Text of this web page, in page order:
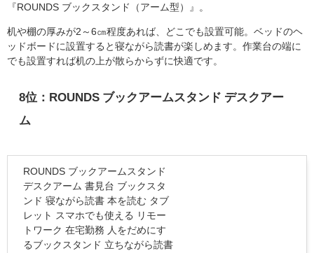
『ROUNDS ブックスタンド（アーム型）』。
机や棚の厚みが2～6㎝程度あれば、どこでも設置可能。ベッドのヘ
ッドボードに設置すると寝ながら読書が楽しめます。作業台の端に
でも設置すれば机の上が散らからずに快適です。
8位：ROUNDS ブックアームスタンド デスクアー
ム
ROUNDS ブックアームスタンド
デスクアーム 書見台 ブックスタ
ンド 寝ながら読書 本を読む タブ
レット スマホでも使える リモー
トワーク 在宅勤務 人をだめにす
るブックスタンド 立ちながら読書